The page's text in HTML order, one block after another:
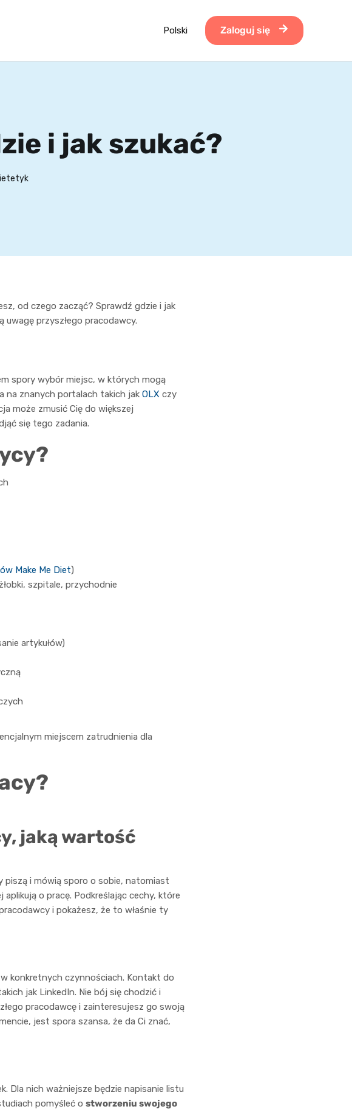
Polski Zaloguj się
i jak szukać?
od czego zacząć? Sprawdź gdzie i jak
przyszłego pracodawcy.
spory wybór miejsc, w których mogą
na znanych portalach takich jak OLX czy
może zmusić Cię do większej
się tego zadania.
Make Me Diet)
szpitale, przychodnie
artykułów)
miejscem zatrudnienia dla
jaką wartość
i mówią sporo o sobie, natomiast
o pracę. Podkreślając cechy, które
i pokażesz, że to właśnie ty
konkretnych czynnościach. Kontakt do
jak LinkedIn. Nie bój się chodzić i
pracodawcę i zainteresujesz go swoją
jest spora szansa, że da Ci znać,
Dla nich ważniejsze będzie napisanie listu
pomyśleć o stworzeniu swojego